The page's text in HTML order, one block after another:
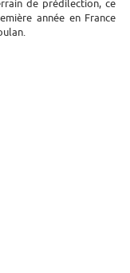
de prédilection, ce
année en France